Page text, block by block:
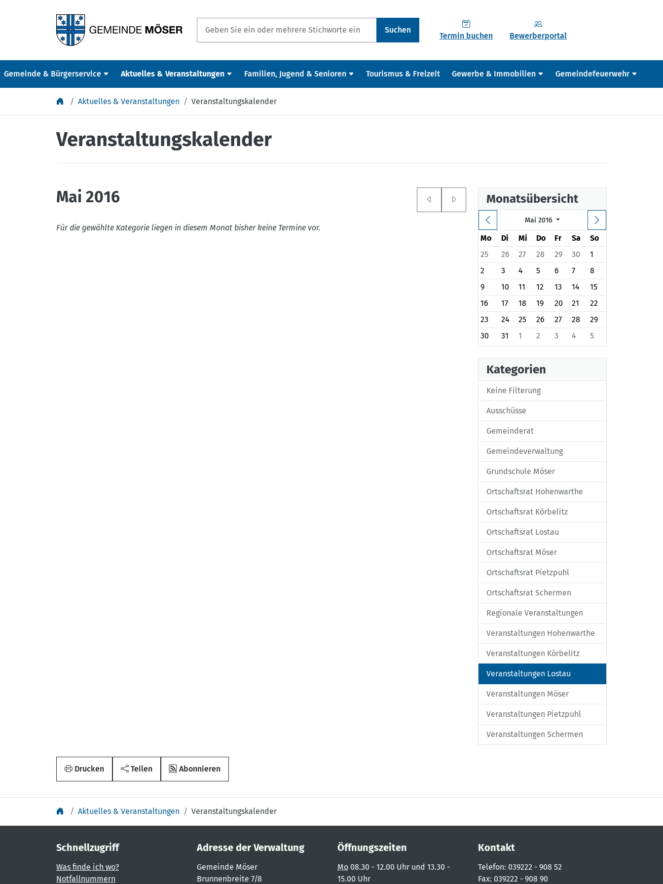
Suchen
Termin buchen Bewerberportal
Gemeinde & Bürgerservice Aktuelles & Veranstaltungen Familien, Jugend & Senioren Tourismus & Freizeit Gewerbe & Immobilien Gemeindefeuerwehr
Aktuelles & Veranstaltungen Veranstaltungskalender
Veranstaltungskalender
Mai 2016
Für die gewählte Kategorie liegen in diesem Monat bisher keine Termine vor.
Monatsübersicht
Mai 2016
Mo Di Mi Do Fr Sa
So
25
26 27 28 29 30
1
2
3 4 5 6 7
8
9
10 11 12 13 14
15
16
17 18 19 20 21
22
23
24 25 26 27 28
29
30
31 1 2 3 4 5
Kategorien
Keine Filterung
Ausschüsse
Gemeinderat
Gemeindeverwaltung
Grundschule Möser
Ortschaftsrat Hohenwarthe
Ortschaftsrat Körbelitz
Ortschaftsrat Lostau
Ortschaftsrat Möser
Ortschaftsrat Pietzpuhl
Ortschaftsrat Schermen
Regionale Veranstaltungen
Veranstaltungen Hohenwarthe
Veranstaltungen Körbelitz
Veranstaltungen Lostau
Veranstaltungen Möser
Veranstaltungen Pietzpuhl
Veranstaltungen Schermen
Drucken Teilen Abonnieren
Aktuelles & Veranstaltungen Veranstaltungskalender
Schnellzugriff
Was finde ich wo?
Notfallnummern
Adresse der Verwaltung
Gemeinde Möser
Brunnenbreite 7/8
Öffnungszeiten
Mo 08.30 - 12.00 Uhr und 13.30 -
15.00 Uhr
Kontakt
Telefon: 039222 - 908 52
Fax: 039222 - 908 90